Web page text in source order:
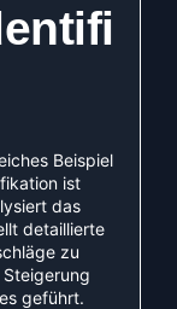
Beispiel
ist
das
detaillierte
zu
geführt.